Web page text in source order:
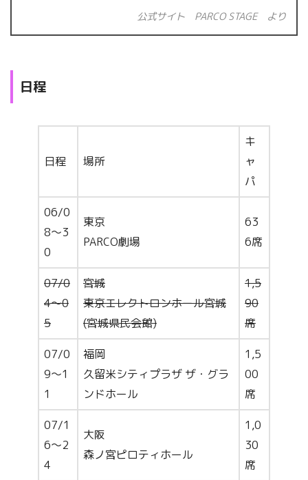
公式サイト PARCO STAGE より
日程
日程 場所
キ
ャ
パ
06/0
8～3
0
東京
PARCO劇場
63
6席
07/0
4～0
5
宮城
東京エレクトロンホール宮城
(宮城県民会館)
1,5
90
席
07/0
9～1
1
福岡
久留米シティプラザ ザ・グラ
ンドホール
1,5
00
席
07/1
6～2
4
大阪
森ノ宮ピロティホール
1,0
30
席